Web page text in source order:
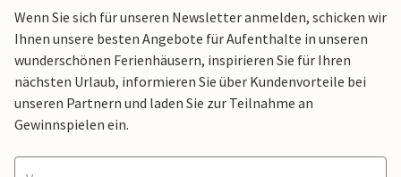
Wenn Sie sich für unseren Newsletter anmelden, schicken wir
Ihnen unsere besten Angebote für Aufenthalte in unseren
wunderschönen Ferienhäusern, inspirieren Sie für Ihren
nächsten Urlaub, informieren Sie über Kundenvorteile bei
unseren Partnern und laden Sie zur Teilnahme an
Gewinnspielen ein.